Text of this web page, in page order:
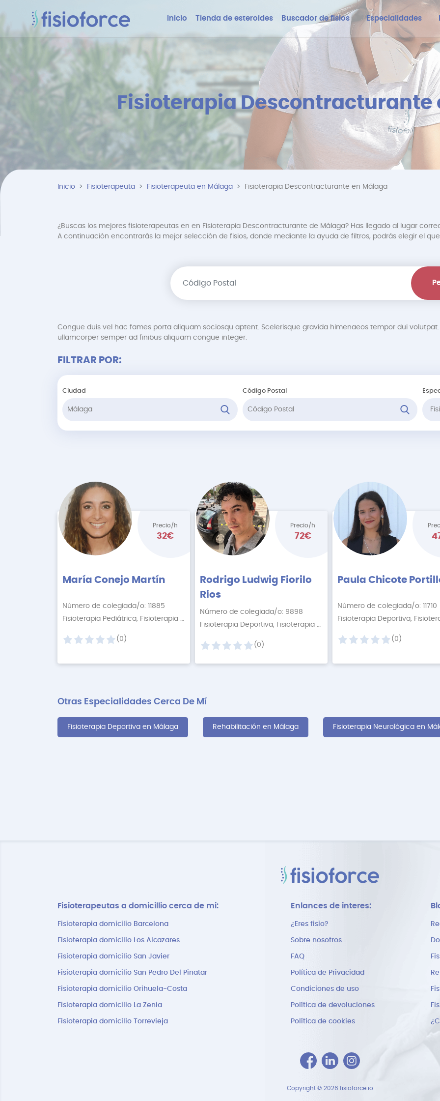
Inicio Tienda de esteroides Buscador de fisios Especialidades
Fisioterapia Descontracturante
Inicio Fisioterapeuta Fisioterapeuta en Málaga Fisioterapia Descontracturante en Málaga
¿Buscas los mejores fisioterapeutas en en Fisioterapia Descontracturante de Málaga? Has llegado al lugar
A continuación encontrarás la mejor selección de fisios, donde mediante la ayuda de filtros, podrás elegir el que
Congue duis vel hac fames porta aliquam sociosqu aptent. Scelerisque gravida himenaeos tempor dui
ullamcorper semper ad finibus aliquam congue integer.
FILTRAR POR:
Ciudad Código Postal
Precio/h
32€
María Conejo Martín
Número de colegiada/o: 11885
Fisioterapia Pediátrica, Fisioterapia Descontract
(0)
Precio/h
72€
Rodrigo Ludwig Fiorilo
Rios
Número de colegiada/o: 9898
Fisioterapia Deportiva, Fisioterapia Descontractur
+3 More
(0)
Paula Chicote
Número de colegiada/o: 11710
(0)
Otras Especialidades Cerca De Mí
Fisioterapia Deportiva en Málaga Rehabilitación en Málaga Fisioterapia Neurológica en
Fisioterapeutas a domicillio cerca de mi:
Fisioterapia domicilio Barcelona
Fisioterapia domicilio Los Alcazares
Fisioterapia domicilio San Javier
Fisioterapia domicilio San Pedro Del Pinatar
Fisioterapia domicilio Orihuela-Costa
Fisioterapia domicilio La Zenia
Fisioterapia domicilio Torrevieja
Enlances de interes:
¿Eres fisio?
Sobre nosotros
FAQ
Política de Privacidad
Condiciones de uso
Política de devoluciones
Política de cookies
Copyright © 2026 fisioforce.io